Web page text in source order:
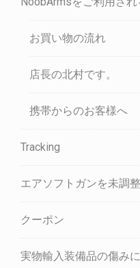
お買い物の流れ
店長の北村です。
携帯からのお客様へ
Tracking
エアソフトガンを未調
クーポン
実物輸入装備品の傷み